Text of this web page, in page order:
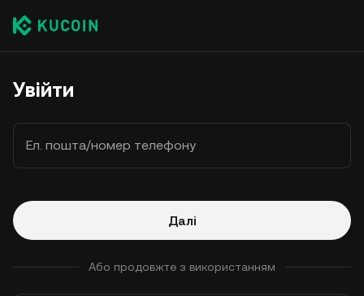
Увійти
Ел. пошта/номер телефону
Далі
Або продовжте з використанням